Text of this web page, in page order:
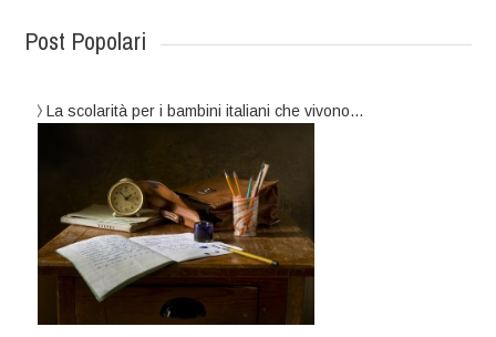
Post Popolari
La scolarità per i bambini italiani che vivono…